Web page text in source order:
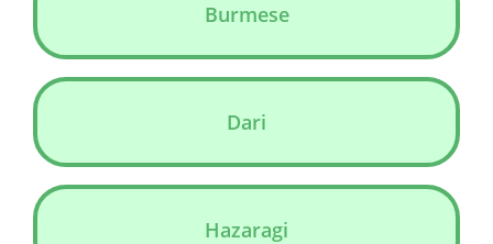
Burmese
Dari
Hazaragi